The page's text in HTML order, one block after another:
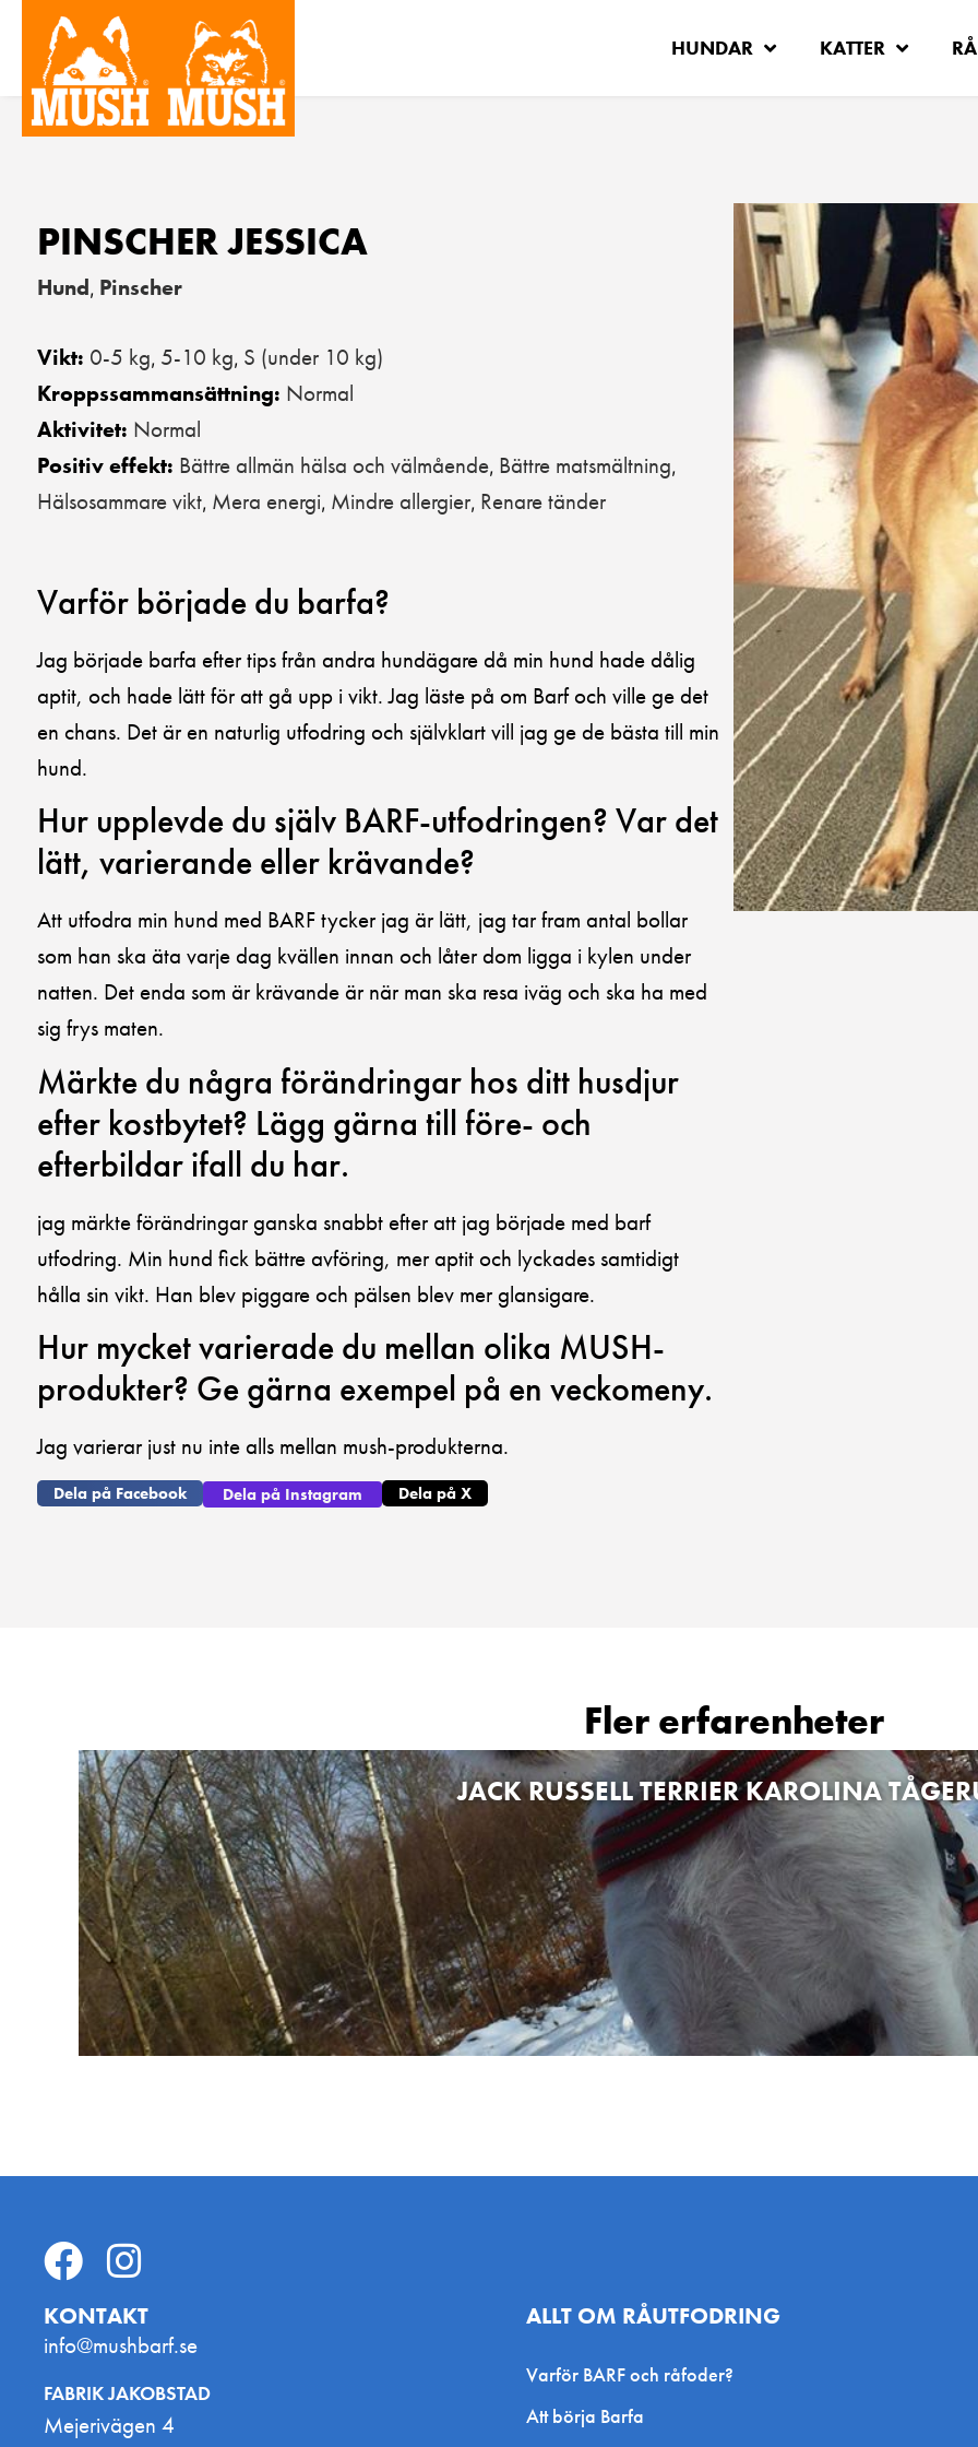
HUNDAR KATTER
PINSCHER JESSICA
Hund, Pinscher
Vikt: 0-5 kg, 5-10 kg, S (under 10 kg)
Kroppssammansättning: Normal
Aktivitet: Normal
Positiv effekt: Bättre allmän hälsa och välmående, Bättre matsmältning,
Hälsosammare vikt, Mera energi, Mindre allergier, Renare tänder
Varför började du barfa?
Jag började barfa efter tips från andra hundägare då min hund hade dålig
aptit, och hade lätt för att gå upp i vikt. Jag läste på om Barf och ville ge det
en chans. Det är en naturlig utfodring och självklart vill jag ge de bästa till min
hund.
Hur upplevde du själv BARF-utfodringen? Var det
lätt, varierande eller krävande?
Att utfodra min hund med BARF tycker jag är lätt, jag tar fram antal bollar
som han ska äta varje dag kvällen innan och låter dom ligga i kylen under
natten. Det enda som är krävande är när man ska resa iväg och ska ha med
sig frys maten.
Märkte du några förändringar hos ditt husdjur
efter kostbytet? Lägg gärna till före- och
efterbildar ifall du har.
jag märkte förändringar ganska snabbt efter att jag började med barf
utfodring. Min hund fick bättre avföring, mer aptit och lyckades samtidigt
hålla sin vikt. Han blev piggare och pälsen blev mer glansigare.
Hur mycket varierade du mellan olika MUSH-
produkter? Ge gärna exempel på en veckomeny.
Jag varierar just nu inte alls mellan mush-produkterna.
Dela på Facebook Dela på Instagram Dela på X
Fler erfarenheter
JACK RUSSELL TERRIER KAROLINA
KONTAKT
info@mushbarf.se
FABRIK JAKOBSTAD
Mejerivägen 4
ALLT OM RÅUTFODRING
Varför BARF och råfoder?
Att börja Barfa